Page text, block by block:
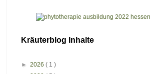
Kräuterblog Inhalte
► 2026 ( 1 )